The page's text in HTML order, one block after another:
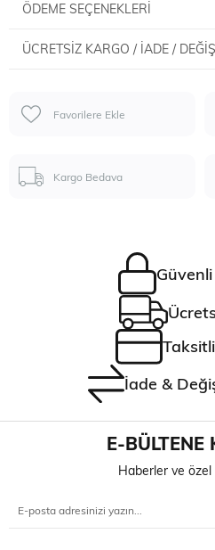
ÖDEME SEÇENEKLERI
ÜCRETSIZ KARGO / İADE /
Favorilere Ekle
Kargo Bedava
Güvenli
İade &
E-BÜLTENE
Haberler ve özel